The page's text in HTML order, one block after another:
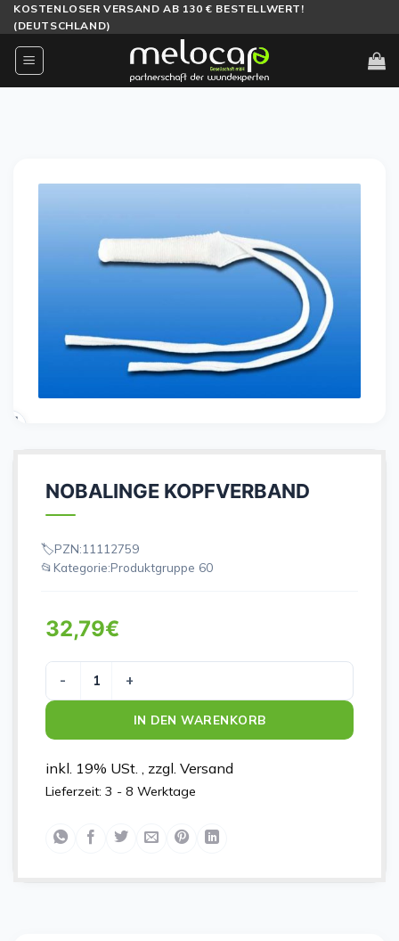
Zum
Inhalt
springen
KOSTENLOSER VERSAND AB 130 € BESTELLWERT!
(DEUTSCHLAND)
NOBALINGE KOPFVERBAND
PZN:11112759
Kategorie:Produktgruppe 60
32,79€
NOBALINGE KOPFVERBAND Menge
IN DEN WARENKORB
inkl. 19% USt. , zzgl. Versand
Lieferzeit: 3 - 8 Werktage